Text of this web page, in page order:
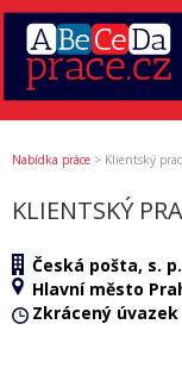
Nabídka práce > Klientský
KLIENTSKÝ
Česká pošta, s. p.
Hlavní město
Zkrácený úvazek